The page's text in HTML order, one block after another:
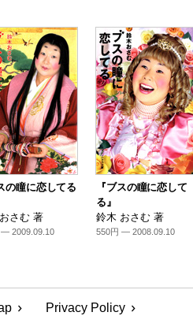
の瞳に恋してる
さむ 著
— 2009.09.10
『ブスの瞳に恋して
る』
鈴木 おさむ 著
550円 — 2008.09.10
Privacy Policy